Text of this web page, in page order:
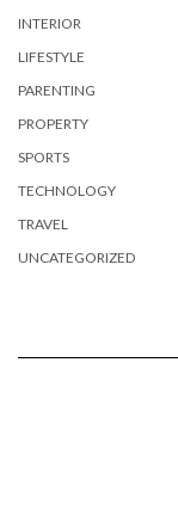
INTERIOR
LIFESTYLE
PARENTING
PROPERTY
SPORTS
TECHNOLOGY
TRAVEL
UNCATEGORIZED